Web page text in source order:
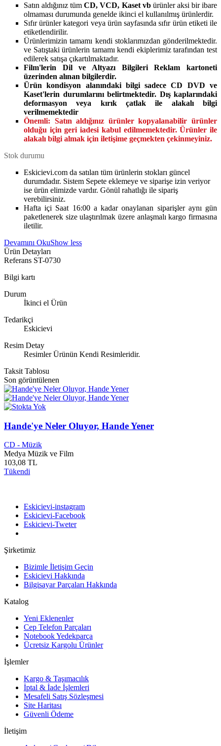
Satın aldığınız tümCD, VCD, Kaset vbürünler aksi bir ibare
olmaması durumunda genelde ikinci el kullanılmış ürünlerdir.
Sıfır ürünler kategori veya ürün sayfasında sıfır ürün etiketi ile
etiketlendirilir.
Ürünlerimizin tamamı kendi stoklarımızdan gönderilmektedir.
ve Satıştaki ürünlerin tamamı kendi ekiplerimiz tarafından test
edilerek satışa çıkartılmaktadır.
Film'lerin Dil ve Altyazı Bilgileri Reklam kartoneti
üzerinden alınan bilgilerdir.
Ürün kondisyon alanındaki bilgi sadece CD DVD ve
Kaset'lerin durumlarını belirtmektedir. Dış kaplarındaki
deformasyon veya kırık çatlak ile alakalı bilgi
verilmemektedir
Önemli: Satın aldığınız ürünler kopyalanabilir ürünler
olduğu için geri iadesi kabul edilmemektedir. Ürünler ile
alakalı bilgi almak için iletişime geçmekten çekinmeyiniz.
Stok durumu
Eskicievi.com da satılan tüm ürünlerin stokları güncel
durumdadır. Sistem Sepete eklemeye ve siparişe izin veriyor
ise ürün elimizde vardır. Gönül rahatlığı ile sipariş
verebilirsiniz.
Hafta içi Saat 16:00 a kadar onaylanan siparişler aynı gün
paketlenerek size ulaştırılmak üzere anlaşmalı kargo firmasına
iletilir.
Devamını OkuShow less
Ürün Detayları
Referans ST-0730
Bilgi kartı
Durum
İkinci el Ürün
Tedarikçi
Eskicievi
Resim Detay
Resimler Ürünün Kendi Resimleridir.
Taksit Tablosu
Son görüntülenen
Hande'ye Neler Oluyor, Hande Yener
CD - Müzik
Medya Müzik ve Film
103,08 TL
Tükendi
Eskicievi-instagram
Eskicievi-Facebook
Eskicievi-Tweter
Şirketimiz
Bizimle İletişim Geçin
Eskicievi Hakkında
Bilgisayar Parçaları Hakkında
Katalog
Yeni Eklenenler
Cep Telefon Parçaları
Notebook Yedekparça
Ücretsiz Kargolu Ürünler
İşlemler
Kargo & Taşımacılık
İptal & İade İşlemleri
Mesafeli Satış Sözleşmesi
Site Haritası
Güvenli Ödeme
İletişim